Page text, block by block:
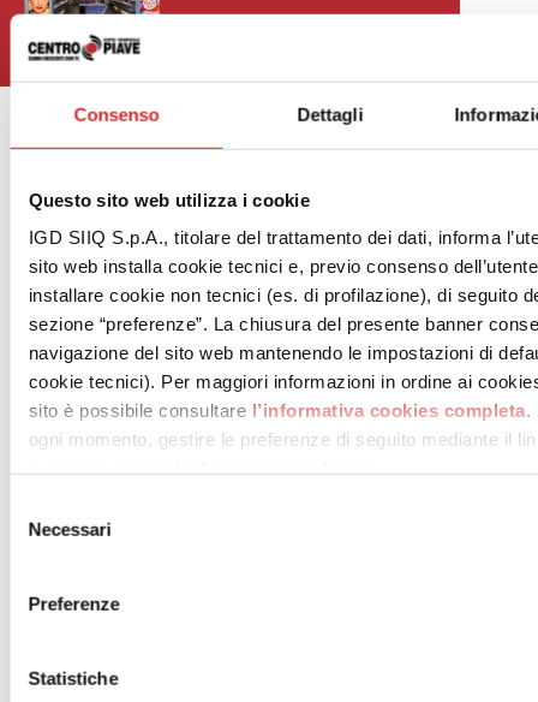
Consenso Dettagli
Questo sito web utilizza i cookie
IGD SIIQ S.p.A., titolare del trattamento dei dati, informa
sito web installa cookie tecnici e, previo consenso
installare cookie non tecnici (es. di profilazione), di seguito
sezione “preferenze”. La chiusura del presente banner
navigazione del sito web mantenendo le impostazioni di
cookie tecnici). Per maggiori informazioni in ordine ai
sito è possibile consultare l’informativa cookies completa.
ogni momento, gestire le preferenze di seguito mediante il
delNecessari
Preferenze
Statistiche
.